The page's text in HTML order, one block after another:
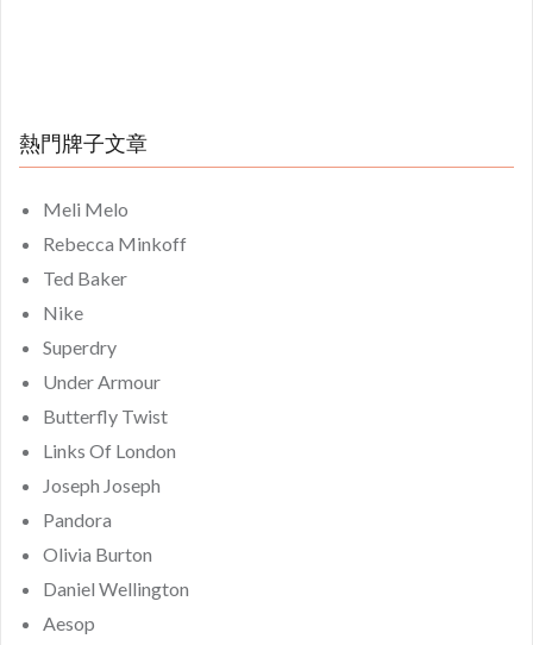
熱門牌子文章
Meli Melo
Rebecca Minkoff
Ted Baker
Nike
Superdry
Under Armour
Butterfly Twist
Links Of London
Joseph Joseph
Pandora
Olivia Burton
Daniel Wellington
Aesop